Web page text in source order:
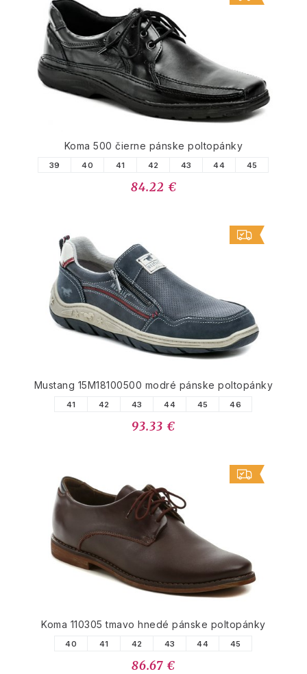
Koma 500 čierne pánske poltopánky
39 40 41 42 43 44 45
84.22 €
Mustang 15M18100500 modré pánske poltopánky
41 42 43 44 45 46
93.33 €
Koma 110305 tmavo hnedé pánske poltopánky
40 41 42 43 44 45
86.67 €